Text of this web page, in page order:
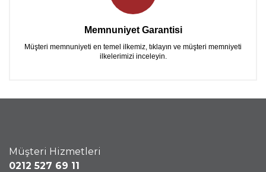
Memnuniyet Garantisi
Müşteri memnuniyeti en temel ilkemiz, tıklayın ve müşteri memniyeti
ilkelerimizi inceleyin.
Müşteri Hizmetleri
0212 527 69 11